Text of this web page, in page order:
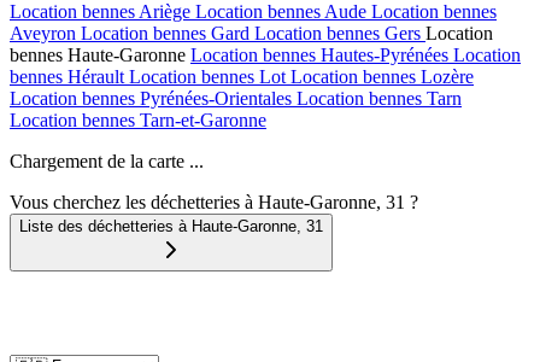
Location bennes Ariège Location bennes Aude Location bennes
Aveyron Location bennes Gard Location bennes Gers Location
bennes Haute-Garonne Location bennes Hautes-Pyrénées Location
bennes Hérault Location bennes Lot Location bennes Lozère
Location bennes Pyrénées-Orientales Location bennes Tarn
Location bennes Tarn-et-Garonne
Chargement de la carte ...
Vous cherchez les déchetteries à Haute-Garonne, 31 ?
Liste des déchetteries à Haute-Garonne, 31